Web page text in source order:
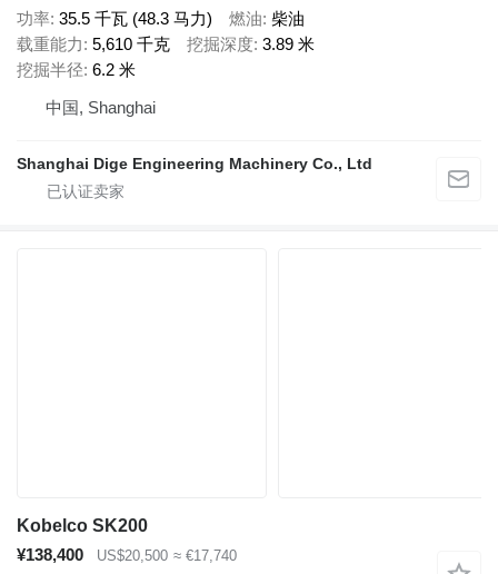
功率 35.5 千瓦 (48.3 马力) 燃油 柴油
载重能力 5,610 千克 挖掘深度 3.89 米
挖掘半径 6.2 米
中国, Shanghai
Shanghai Dige Engineering Machinery Co., Ltd
Kobelco SK200
¥138,400
US$20,500 ≈ €17,740